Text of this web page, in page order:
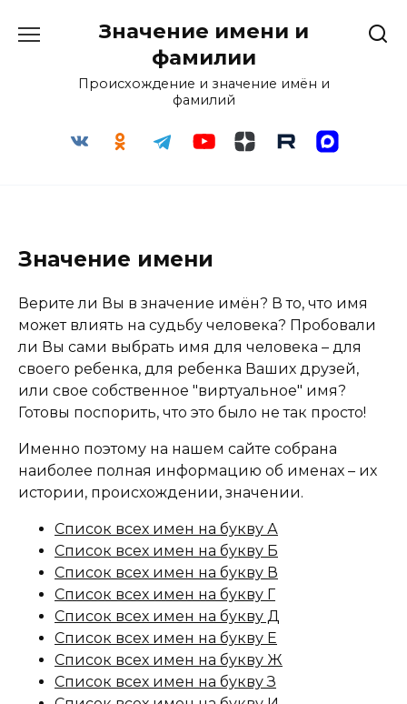
Значение имени и
фамилии
Происхождение и значение имён и
фамилий
Значение имени
Верите ли Вы в значение имён? В то, что имя
может влиять на судьбу человека? Пробовали
ли Вы сами выбрать имя для человека – для
своего ребенка, для ребенка Ваших друзей,
или свое собственное "виртуальное" имя?
Готовы поспорить, что это было не так просто!
Именно поэтому на нашем сайте собрана
наиболее полная информацию об именах – их
истории, происхождении, значении.
Список всех имен на букву А
Список всех имен на букву Б
Список всех имен на букву В
Список всех имен на букву Г
Список всех имен на букву Д
Список всех имен на букву Е
Список всех имен на букву Ж
Список всех имен на букву З